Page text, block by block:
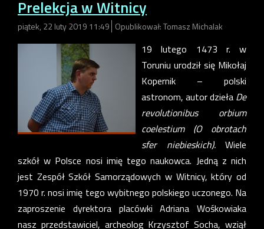
Prelekcja w Witnicy
piątek, 22 luty 2019 11:49 Opublikował: Tomasz Michalak
19 lutego 1473 r. w
Toruniu urodził się Mikołaj
Kopernik – polski
astronom, autor dzieła De
revolutionibus orbium
coelestium(O obrotach
sfer niebieskich). Wiele
szkół w Polsce nosi imię tego naukowca. Jedną z nich
jest Zespół Szkół Samorządowych w Witnicy, który od
1970 r. nosi imię tego wybitnego polskiego uczonego. Na
zaproszenie dyrektora placówki Adriana Wośkowiaka
nasz przedstawiciel, archeolog Krzysztof Socha, wziął